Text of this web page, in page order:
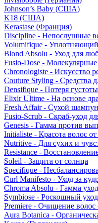
Johnson’s Baby (США)
K18 (США)
Kerastase (Франция)
Discipline - Непослушные
Volumifique - Уплотняющий
Blond Absolu - Уход для
Fusio-Dose - Молекулярные
Chronologiste - Искусство
Couture Styling - Средства
Densifique - Потеря
Elixir Ultime - На основе
Fresh Affair - Сухой
Fusio-Scrub - Скраб-уход
Genesis - Гамма против
Initialiste - Красота волос
Nutritive - Для сухих и
Resistance -
Soleil - Защита от солнца
Specifique -
Curl Manifesto - Уход за
Chroma Absolu - Гамма
Symbiose - Роскошный
Premiere - Очищение волос
Aura Botanica -